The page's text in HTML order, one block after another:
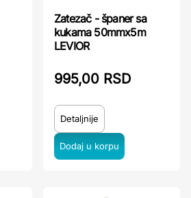
Zatezač - španer sa
kukama 50mmx5m
LEVIOR
995,00 RSD
Detaljnije